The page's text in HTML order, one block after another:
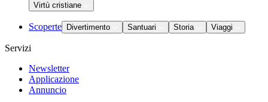
Virtù cristiane
Scoperte Divertimento Santuari Storia Viaggi
Servizi
Newsletter
Applicazione
Annuncio